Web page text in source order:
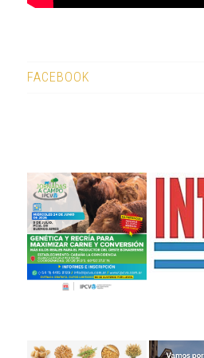
FACEBOOK